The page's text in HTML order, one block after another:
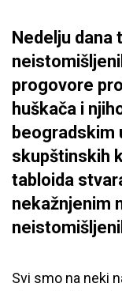
Nedelju dana
progovore
huškača i
beogradskim
skupštinskih
tabloida
nekažnjenim
Svi smo na neki